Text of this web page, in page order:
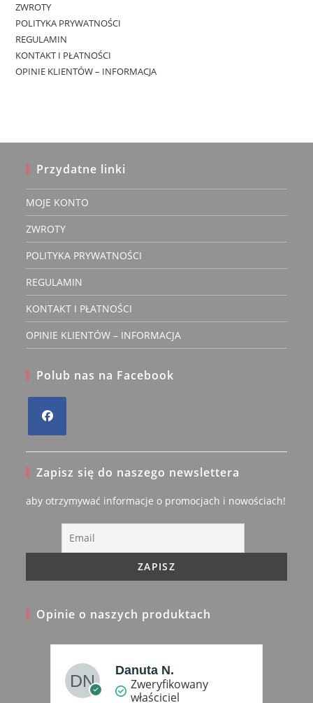
ZWROTY
POLITYKA PRYWATNOŚCI
REGULAMIN
KONTAKT I PŁATNOŚCI
OPINIE KLIENTÓW – INFORMACJA
Przydatne linki
MOJE KONTO
ZWROTY
POLITYKA PRYWATNOŚCI
REGULAMIN
KONTAKT I PŁATNOŚCI
OPINIE KLIENTÓW – INFORMACJA
Polub nas na Facebook
a
new
Zapisz się do naszego newslettera
aby otrzymywać informacje o promocjach i nowościach!
Opinie o naszych produktach
Danuta N.
Zweryfikowany
właściciel